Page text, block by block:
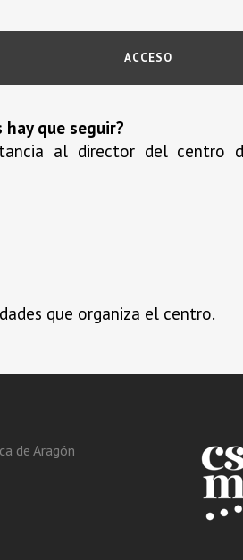
ACCESO
que seguir?
al director del centro
que organiza el centro.
de Aragón